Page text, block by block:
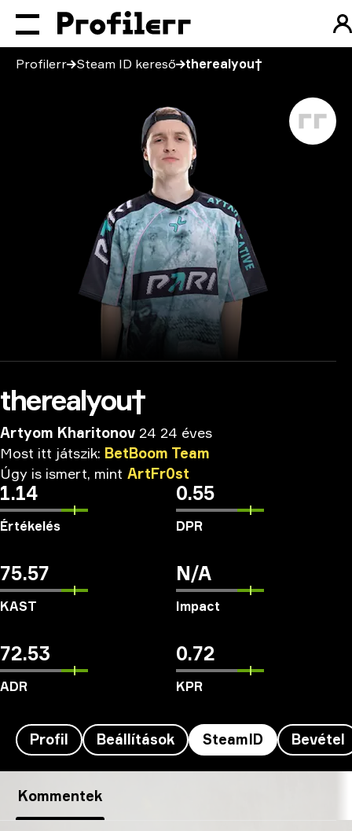
Profilerr Steam ID kereső therealyou†
therealyou†
Artyom Kharitonov 24 24 éves
Most itt játszik: BetBoom Team
Úgy is ismert, mint ArtFr0st
1.14
Értékelés
0.55
DPR
75.57
KAST
N/A
Impact
72.53
ADR
0.72
KPR
Profil Beállítások SteamID Bevétel
Kommentek